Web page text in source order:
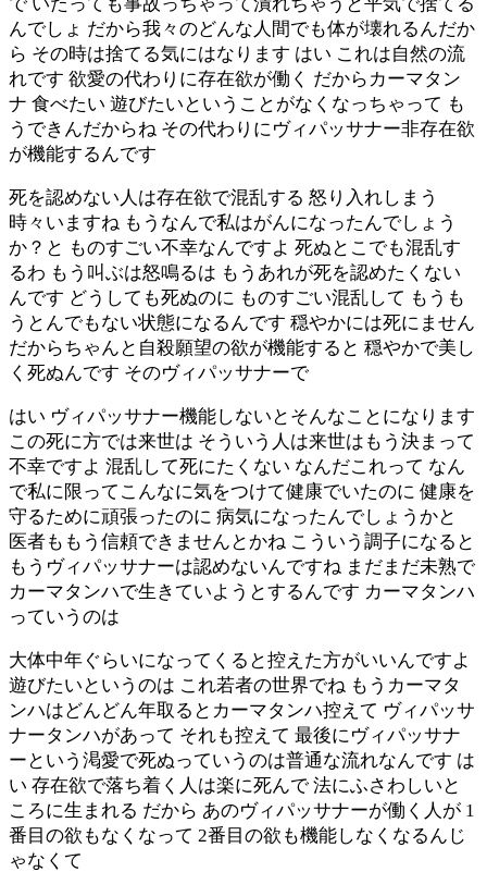
んでしょ だから我々のどんな人間でも体が壊れるんだか
ら その時は捨てる気にはなります はい これは自然の流
れです 欲愛の代わりに存在欲が働く だからカーマタン
ナ 食べたい 遊びたいということがなくなっちゃって も
うできんだからね その代わりにヴィパッサナー非存在欲
が機能するんです
死を認めない人は存在欲で混乱する 怒り入れしまう
時々いますね もうなんで私はがんになったんでしょう
か？と ものすごい不幸なんですよ 死ぬとこでも混乱す
るわ もう叫ぶは怒鳴るは もうあれが死を認めたくない
んです どうしても死ぬのに ものすごい混乱して もうも
うとんでもない状態になるんです 穏やかには死にません
だからちゃんと自殺願望の欲が機能すると 穏やかで美し
く死ぬんです そのヴィパッサナーで
はい ヴィパッサナー機能しないとそんなことになります
この死に方では来世は そういう人は来世はもう決まって
不幸ですよ 混乱して死にたくない なんだこれって なん
で私に限ってこんなに気をつけて健康でいたのに 健康を
守るために頑張ったのに 病気になったんでしょうかと
医者ももう信頼できませんとかね こういう調子になると
もうヴィパッサナーは認めないんですね まだまだ未熟で
カーマタンハで生きていようとするんです カーマタンハ
っていうのは
大体中年ぐらいになってくると控えた方がいいんですよ
遊びたいというのは これ若者の世界でね もうカーマタ
ンハはどんどん年取るとカーマタンハ控えて ヴィパッサ
ナータンハがあって それも控えて 最後にヴィパッサナ
ーという渇愛で死ぬっていうのは普通な流れなんです は
い 存在欲で落ち着く人は楽に死んで 法にふさわしいと
ころに生まれる だから あのヴィパッサナーが働く人が 1
番目の欲もなくなって 2番目の欲も機能しなくなるんじ
ゃなくて